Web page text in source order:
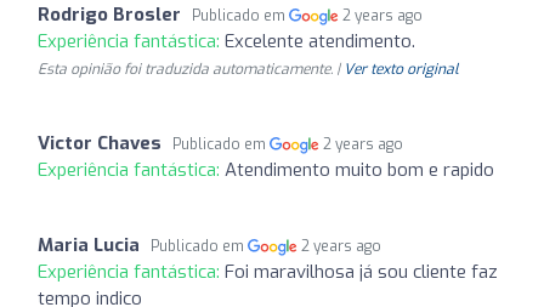
Rodrigo Brosler Publicado em 2 years ago
Experiência fantástica: Excelente atendimento.
Esta opinião foi traduzida automaticamente. | Ver texto original
Victor Chaves Publicado em 2 years ago
Experiência fantástica: Atendimento muito bom e rapido
Maria Lucia Publicado em 2 years ago
Experiência fantástica: Foi maravilhosa já sou cliente faz
tempo indico